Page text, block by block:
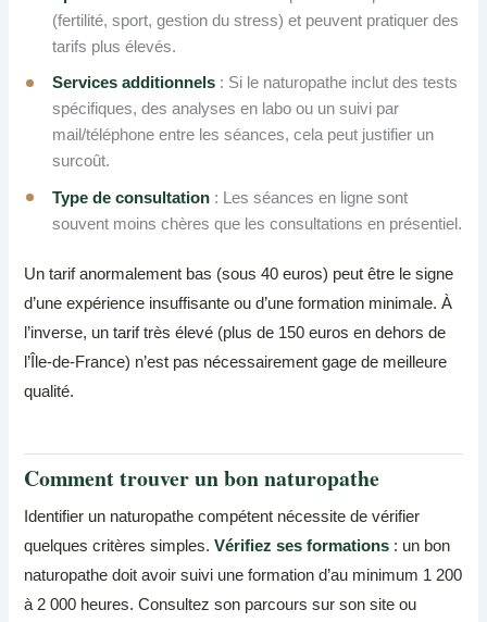
(fertilité, sport, gestion du stress) et peuvent pratiquer des
tarifs plus élevés.
Services additionnels : Si le naturopathe inclut des tests
spécifiques, des analyses en labo ou un suivi par
mail/téléphone entre les séances, cela peut justifier un
surcoût.
Type de consultation : Les séances en ligne sont
souvent moins chères que les consultations en présentiel.
Un tarif anormalement bas (sous 40 euros) peut être le signe
d’une expérience insuffisante ou d’une formation minimale. À
l’inverse, un tarif très élevé (plus de 150 euros en dehors de
l’Île-de-France) n’est pas nécessairement gage de meilleure
qualité.
Comment trouver un bon naturopathe
Identifier un naturopathe compétent nécessite de vérifier
quelques critères simples.Vérifiez ses formations : un bon
naturopathe doit avoir suivi une formation d’au minimum 1 200
à 2 000 heures. Consultez son parcours sur son site ou